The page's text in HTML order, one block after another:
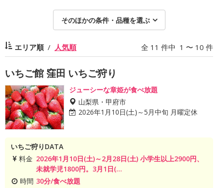
そのほかの条件・品種を選ぶ
エリア順 人気順 全 11 件中 1 〜 10 件
いちご館 窪田 いちご狩り
ジューシーな章姫が食べ放題
山梨県・甲府市
2026年1月10日(土)～5月中旬 月曜定休
いちご狩りDATA
料金 2026年1月10日(土)～2月28日(土) 小学生以上2900円、
未就学児1800円。3月1日(...
時間 30分/食べ放題